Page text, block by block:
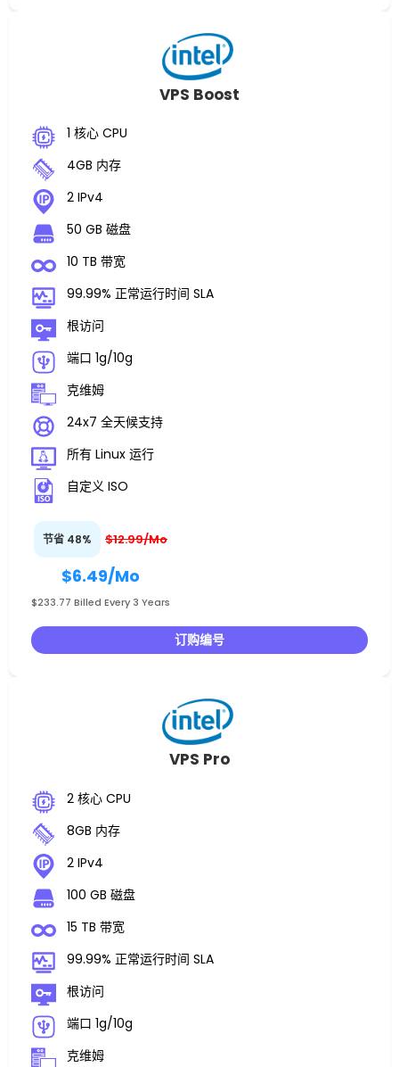
VPS Boost
1 核心 CPU
4GB 内存
2 IPv4
50 GB 磁盘
10 TB 带宽
99.99% 正常运行时间 SLA
根访问
端口 1g/10g
克维姆
24x7 全天候支持
所有 Linux 运行
自定义 ISO
节省 48% $12.99/Mo
$6.49/Mo
$233.77 Billed Every 3 Years
订购编号
VPS Pro
2 核心 CPU
8GB 内存
2 IPv4
100 GB 磁盘
15 TB 带宽
99.99% 正常运行时间 SLA
根访问
端口 1g/10g
克维姆